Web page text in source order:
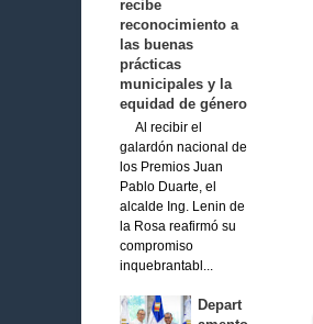
recibe
reconocimiento a
las buenas
prácticas
municipales y la
equidad de género
Al recibir el
galardón nacional de
los Premios Juan
Pablo Duarte, el
alcalde Ing. Lenin de
la Rosa reafirmó su
compromiso
inquebrantabl...
Depart